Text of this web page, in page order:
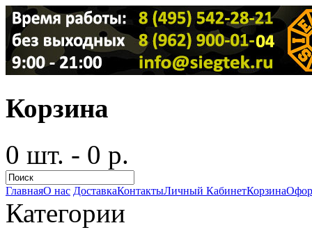
Корзина
0 шт. - 0 р.
ГлавнаяО нас ДоставкаКонтактыЛичный КабинетКорзина
Категории